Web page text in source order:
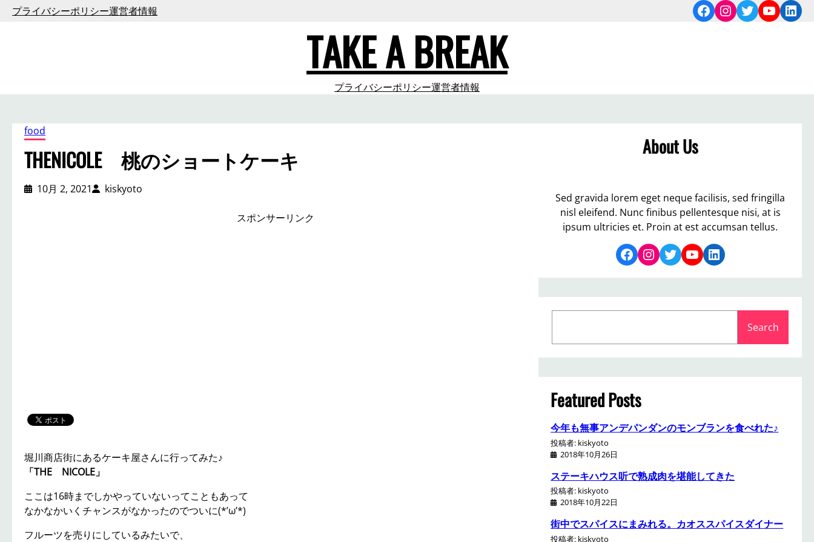
プ
プライバシーポリシー運営者情報 Facebook
Instagram
Twitter
TAKE A BREAK
プライバシーポリシー運営者情報
food
THENICOLE 桃のショートケーキ
10月 2, 2021 kiskyoto
スポンサーリンク
堀川商店街にあるケーキ屋さんに行ってみた♪
「THE NICOLE」
ここは16時までしかやっていないってこともあって
なかなかいくチャンスがなかったのでついに(*’ω’*)
フルーツを売りにしているみたいで、
About Us
Sed gravida lorem eget neque facilisis, sed fringilla
nisl eleifend. Nunc finibus pellentesque nisi, at is
ipsum ultricies et. Proin at est accumsan tellus.
Facebook Instagram Twitter YouTube LinkedIn
a
r
c
h
Search
Featured Posts
今年も無事アンデパンダンのモンブランを食べれた♪
投稿者: kiskyoto
2018年10月26日
ステーキハウス听で熟成肉を堪能してきた
投稿者: kiskyoto
2018年10月22日
街中でスパイスにまみれる。カオススパイスダイナー
投稿者: kiskyoto